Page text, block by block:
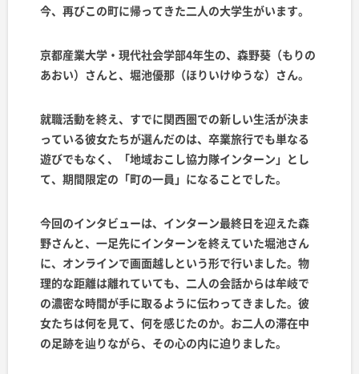
今、再びこの町に帰ってきた二人の大学生がいます。
京都産業大学・現代社会学部4年生の、森野葵（もりの
あおい）さんと、堀池優那（ほりいけゆうな）さん。
就職活動を終え、すでに関西圏での新しい生活が決ま
っている彼女たちが選んだのは、卒業旅行でも単なる
遊びでもなく、「地域おこし協力隊インターン」とし
て、期間限定の「町の一員」になることでした。
今回のインタビューは、インターン最終日を迎えた森
野さんと、一足先にインターンを終えていた堀池さん
に、オンラインで画面越しという形で行いました。物
理的な距離は離れていても、二人の会話からは牟岐で
の濃密な時間が手に取るように伝わってきました。彼
女たちは何を見て、何を感じたのか。お二人の滞在中
の足跡を辿りながら、その心の内に迫りました。